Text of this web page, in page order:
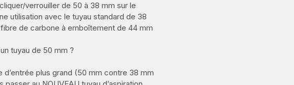
verrouiller de 50 à 38 mm sur le
utilisation avec le tuyau standard de 38
de carbone à emboîtement de 44 mm
tuyau de 50 mm ?
d’entrée plus grand (50 mm contre 38 mm